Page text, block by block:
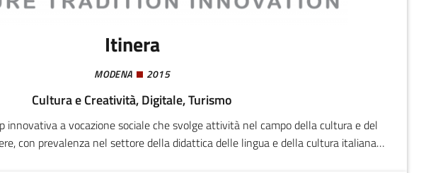
Itinera
MODENA 2015
Cultura e Creatività, Digitale, Turismo
innovativa a vocazione sociale che svolge attività nel campo della cultura e del
con prevalenza nel settore della didattica delle lingua e della cultura italiana